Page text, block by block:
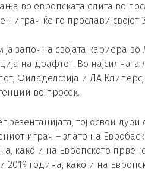
во европската елита во
играч ќе го прослави
ја започна својата кариера
на драфтот. Во најсилната
Филаделфија и ЛА Клиперс,
во просек.
тој освои
играч – злато на
како и на Европското
2019 година, како и на